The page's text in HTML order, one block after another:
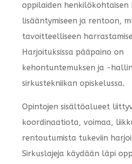
oppilaiden henkilökohtaisen
lisääntymiseen ja rentoon,
tavoitteelliseen
Harjoituksissa pääpaino on
kehontuntemuksen ja -
sirkustekniikan opiskelussa.
Opintojen sisältöalueet
koordinaatiota, voimaa,
rentoutumista tukeviin
Sirkuslajeja käydään läpi